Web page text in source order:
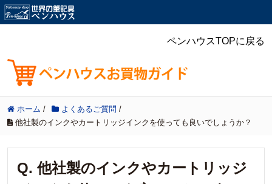
ペンハウスTOPに戻る
ホーム / よくあるご質問 /
他社製のインクやカートリッジインクを使っても良いでしょうか？
Q. 他社製のインクやカートリッジ